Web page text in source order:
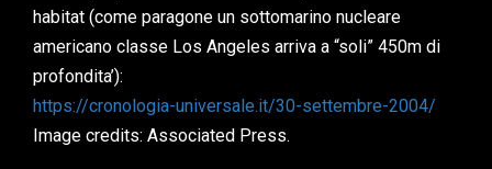
habitat (come paragone un sottomarino nucleare
americano classe Los Angeles arriva a “soli” 450m di
profondita’):
https://cronologia-universale.it/30-settembre-2004/
Image credits: Associated Press.